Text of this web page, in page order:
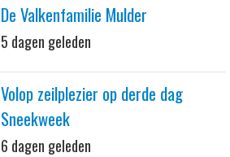
De Valkenfamilie Mulder
5 dagen geleden
Volop zeilplezier op derde dag
Sneekweek
6 dagen geleden